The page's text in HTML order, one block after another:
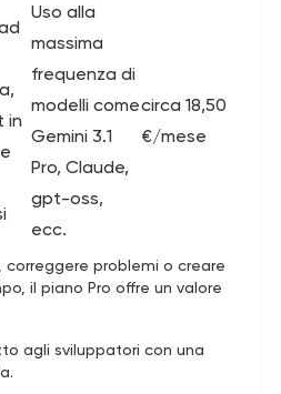
in
Uso alla
massima
frequenza di
modelli come
Gemini 3.1
Pro, Claude,
gpt-oss,
ecc.
circa 18,50
€/mese
correggere problemi o creare
il piano Pro offre un valore
agli sviluppatori con una